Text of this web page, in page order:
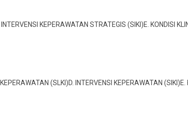
KEPERAWATAN STRATEGIS (SIKI)E. KONDISI
(SLKI)D. INTERVENSI KEPERAWATAN